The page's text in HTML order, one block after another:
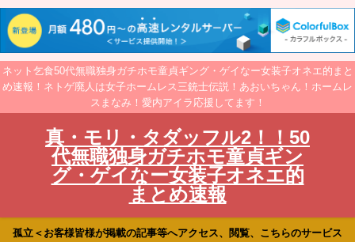
ネット乞食50代無職独身ガチホモ童貞ギング・ゲイなー女装子オネエ的まと
め速報！ネトゲ廃人は女子ホームレス三銃士伝説！あおいちゃん！ホームレ
スまなみ！愛内アイラ応援してます！
真・モリ・タダッフル2！！50
代無職独身ガチホモ童貞ギン
グ・ゲイなー女装子オネエ的
まとめ速報
孤立＜お客様皆様が掲載の記事等へアクセス、閲覧、こちらのサービス